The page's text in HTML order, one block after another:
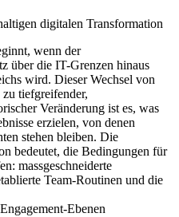
digitalen Transformation
wenn der
über die IT-Grenzen hinaus
wird. Dieser Wechsel von
tiefgreifender,
Veränderung ist es, was
erzielen, von denen
stehen bleiben. Die
bedeutet, die Bedingungen für
massgeschneiderte
Team-Routinen und die
Ebenen